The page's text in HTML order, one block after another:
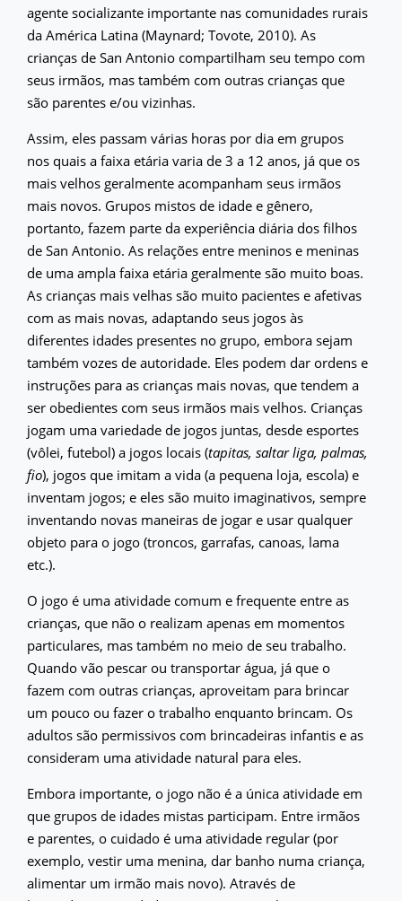
agente socializante importante nas comunidades rurais
da América Latina (Maynard; Tovote, 2010). As
crianças de San Antonio compartilham seu tempo com
seus irmãos, mas também com outras crianças que
são parentes e/ou vizinhas.
Assim, eles passam várias horas por dia em grupos
nos quais a faixa etária varia de 3 a 12 anos, já que os
mais velhos geralmente acompanham seus irmãos
mais novos. Grupos mistos de idade e gênero,
portanto, fazem parte da experiência diária dos filhos
de San Antonio. As relações entre meninos e meninas
de uma ampla faixa etária geralmente são muito boas.
As crianças mais velhas são muito pacientes e afetivas
com as mais novas, adaptando seus jogos às
diferentes idades presentes no grupo, embora sejam
também vozes de autoridade. Eles podem dar ordens e
instruções para as crianças mais novas, que tendem a
ser obedientes com seus irmãos mais velhos. Crianças
jogam uma variedade de jogos juntas, desde esportes
(vôlei, futebol) a jogos locais (tapitas, saltar liga, palmas,
fio), jogos que imitam a vida (a pequena loja, escola) e
inventam jogos; e eles são muito imaginativos, sempre
inventando novas maneiras de jogar e usar qualquer
objeto para o jogo (troncos, garrafas, canoas, lama
etc.).
O jogo é uma atividade comum e frequente entre as
crianças, que não o realizam apenas em momentos
particulares, mas também no meio de seu trabalho.
Quando vão pescar ou transportar água, já que o
fazem com outras crianças, aproveitam para brincar
um pouco ou fazer o trabalho enquanto brincam. Os
adultos são permissivos com brincadeiras infantis e as
consideram uma atividade natural para eles.
Embora importante, o jogo não é a única atividade em
que grupos de idades mistas participam. Entre irmãos
e parentes, o cuidado é uma atividade regular (por
exemplo, vestir uma menina, dar banho numa criança,
alimentar um irmão mais novo). Através de